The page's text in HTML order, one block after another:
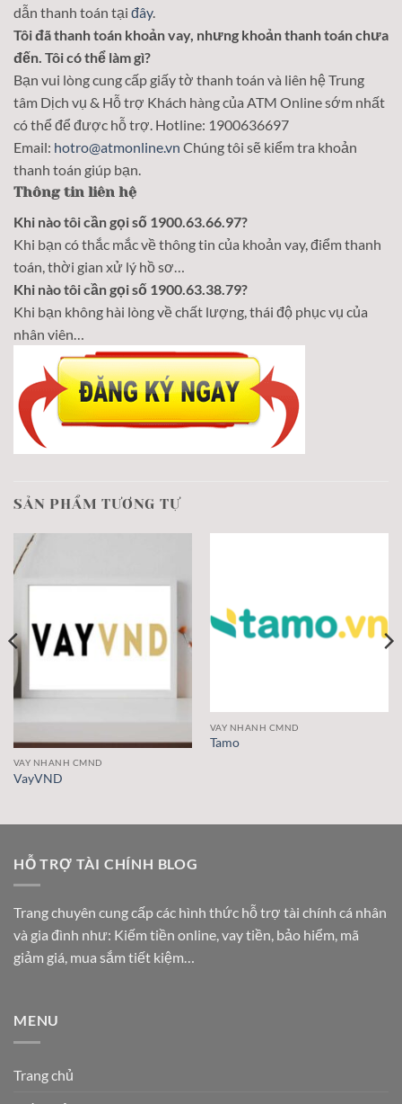
dẫn thanh toán tại đây.
Tôi đã thanh toán khoản vay, nhưng khoản thanh toán chưa
đến. Tôi có thể làm gì?
Bạn vui lòng cung cấp giấy tờ thanh toán và liên hệ Trung
tâm Dịch vụ & Hỗ trợ Khách hàng của ATM Online sớm nhất
có thể để được hỗ trợ. Hotline: 1900636697
Email: hotro@atmonline.vn Chúng tôi sẽ kiểm tra khoản
thanh toán giúp bạn.
Thông tin liên hệ
Khi nào tôi cần gọi số 1900.63.66.97?
Khi bạn có thắc mắc về thông tin của khoản vay, điểm thanh
toán, thời gian xử lý hồ sơ…
Khi nào tôi cần gọi số 1900.63.38.79?
Khi bạn không hài lòng về chất lượng, thái độ phục vụ của
nhân viên…
SẢN PHẨM TƯƠNG TỰ
VAY NHANH CMND
VayVND
VAY NHANH CMND
Tamo
HỖ TRỢ TÀI CHÍNH BLOG
Trang chuyên cung cấp các hình thức hỗ trợ tài chính cá nhân
và gia đình như: Kiếm tiền online, vay tiền, bảo hiểm, mã
giảm giá, mua sắm tiết kiệm…
MENU
Trang chủ